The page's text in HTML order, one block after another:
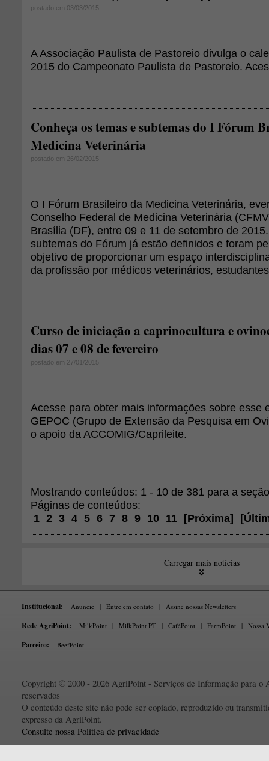
postado em 03/03/2015
A Associação Paulista de Pastoreio divulga o
2015 do Campeonato Paulista de Pastoreio.
Conheça os temas e subtemas do I Fórum
Medicina Veterinária
postado em 26/02/2015
O I Fórum Brasileiro da Medicina Veterinária,
Conselho Federal de Medicina Veterinária
Brasília (DF), entre 09 e 11 de setembro de
subtemas do Fórum já estão definidos e foram
objetivo de proporcionar um espaço
da profissão por médicos veterinários,
Curso de iniciação a caprinocultura e
dias 07 e 08 de fevereiro
postado em 27/01/2015
Acesse para obter mais informações sobre esse
GEPOC (Grupo de Extensão da Pesquisa em
o apoio da ACCOMIG/Caprileite.
Mostrando conteúdos: 1 - 10 de 381 para a
Páginas de conteúdos:
1 2 3 4 5 6 7 8 9 10 11 [Próxima] [
Carregar mais notícias
Institucional: Anuncie | Entre em contato | Assine nossas Newsletters
Rede AgriPoint: MilkPoint | MilkPoint PT | CaféPoint | FarmPoint | Nossa
Parceiro: BeefPoint
Copyright © 2000 - 2026 AgriPoint - Serviços de Informação para o
reservados
O conteúdo deste site não pode ser copiado, reproduzido ou
expresso da AgriPoint.
Consulte nossa Política de privacidade